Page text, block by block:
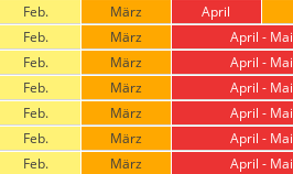
Feb. März April
Feb. März April - Mai
Feb. März April - Mai
Feb. März April - Mai
Feb. März April - Mai
Feb. März April - Mai
Feb. März April - Mai